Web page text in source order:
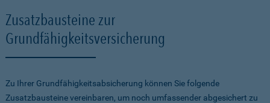
Zusatzbausteine zur
Grundfähigkeitsversicherung
Zu Ihrer Grundfähigkeitsabsicherung können Sie folgende
Zusatzbausteine vereinbaren, um noch umfassender abgesichert zu